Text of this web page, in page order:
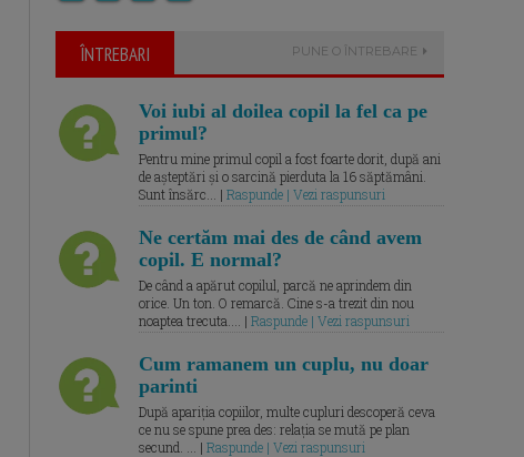
ÎNTREBARI PUNE O ÎNTREBARE
Voi iubi al doilea copil la fel ca pe
primul?
Pentru mine primul copil a fost foarte dorit, după ani
de așteptări și o sarcină pierduta la 16 săptămâni.
Sunt însărc... | Raspunde | Vezi raspunsuri
Ne certăm mai des de când avem
copil. E normal?
De când a apărut copilul, parcă ne aprindem din
orice. Un ton. O remarcă. Cine s-a trezit din nou
noaptea trecuta.... | Raspunde | Vezi raspunsuri
Cum ramanem un cuplu, nu doar
parinti
După apariția copiilor, multe cupluri descoperă ceva
ce nu se spune prea des: relația se mută pe plan
secund. ... | Raspunde | Vezi raspunsuri